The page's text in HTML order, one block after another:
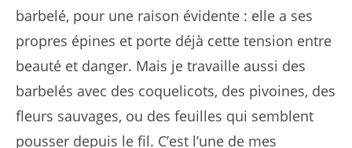
barbelé, pour une raison évidente : elle a ses
propres épines et porte déjà cette tension entre
beauté et danger. Mais je travaille aussi des
barbelés avec des coquelicots, des pivoines, des
fleurs sauvages, ou des feuilles qui semblent
pousser depuis le fil. C’est l’une de mes